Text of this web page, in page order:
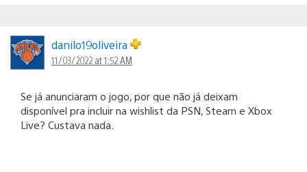
danilo19oliveira
11/03/2022 at 1:52 AM
Se já anunciaram o jogo, por que não já deixam
disponível pra incluir na wishlist da PSN, Steam e Xbox
Live? Custava nada.